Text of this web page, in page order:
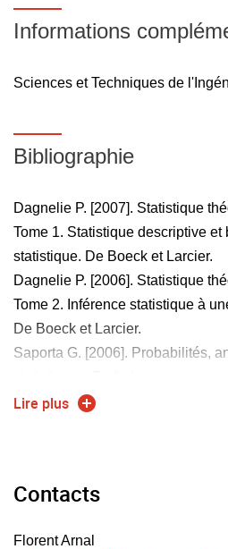
Représentations graphiques
effets, diagramme de Pareto, ... )
Informations
Sciences et Techniques de
Bibliographie
Dagnelie P. [2007]. Statistique
Tome 1. Statistique descriptive
statistique. De Boeck et Larcier.
Dagnelie P. [2006]. Statistique
Tome 2. Inférence statistique à
De Boeck et Larcier.
Saporta G. [2006]. Probabilités,
Dodge Y, [2006]. Premiers pas en
Lire plus
Contacts
Florent Arnal